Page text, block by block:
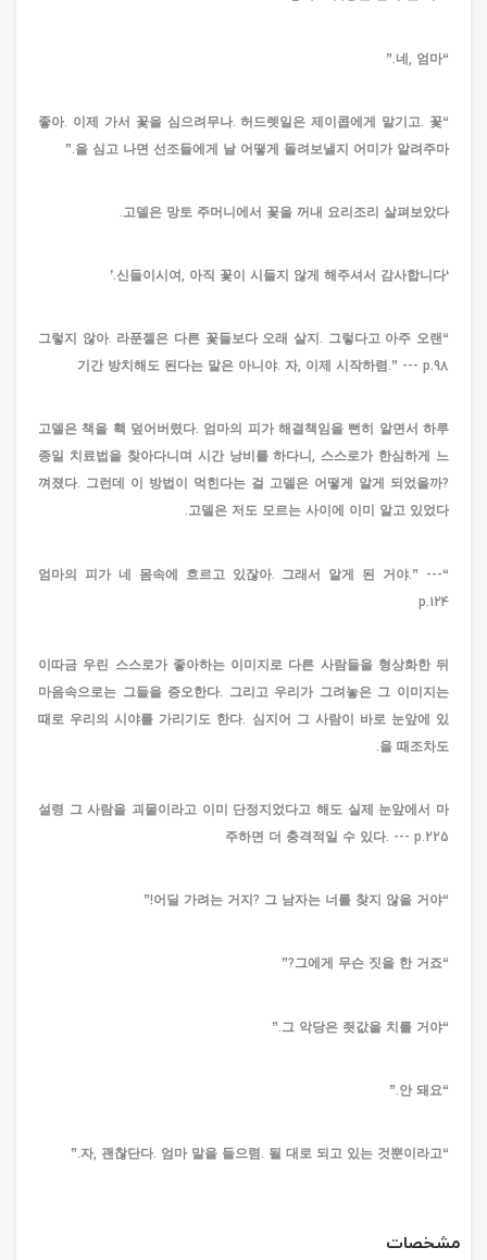
“네, 엄마.”
“좋아. 이제 가서 꽃을 심으려무나. 허드렛일은 제이콥에게 맡기고. 꽃
을 심고 나면 선조들에게 날 어떻게 돌려보낼지 어미가 알려주마.”
고델은 망토 주머니에서 꽃을 꺼내 요리조리 살펴보았다.
‘신들이시여, 아직 꽃이 시들지 않게 해주셔서 감사합니다.’
“그렇지 않아. 라푼젤은 다른 꽃들보다 오래 살지. 그렇다고 아주 오랜
기간 방치해도 된다는 말은 아니야. 자, 이제 시작하렴.” --- p.98
고델은 책을 홱 덮어버렸다. 엄마의 피가 해결책임을 뻔히 알면서 하루
종일 치료법을 찾아다니며 시간 낭비를 하다니, 스스로가 한심하게 느
껴졌다. 그런데 이 방법이 먹힌다는 걸 고델은 어떻게 알게 되었을까?
고델은 저도 모르는 사이에 이미 알고 있었다.
“엄마의 피가 네 몸속에 흐르고 있잖아. 그래서 알게 된 거야.” ---
p.124
이따금 우린 스스로가 좋아하는 이미지로 다른 사람들을 형상화한 뒤
마음속으로는 그들을 증오한다. 그리고 우리가 그려놓은 그 이미지는
때로 우리의 시야를 가리기도 한다. 심지어 그 사람이 바로 눈앞에 있
을 때조차도.
설령 그 사람을 괴물이라고 이미 단정지었다고 해도 실제 눈앞에서 마
주하면 더 충격적일 수 있다. --- p.225
“어딜 가려는 거지? 그 남자는 너를 찾지 않을 거야!”
“그에게 무슨 짓을 한 거죠?”
“그 악당은 죗값을 치를 거야.”
“안 돼요.”
“자, 괜찮단다. 엄마 말을 들으렴. 될 대로 되고 있는 것뿐이라고.”
مشخصات